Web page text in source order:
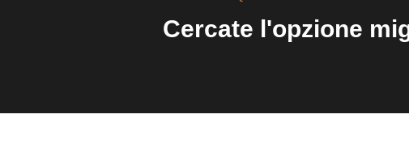
Cercate l'opzione